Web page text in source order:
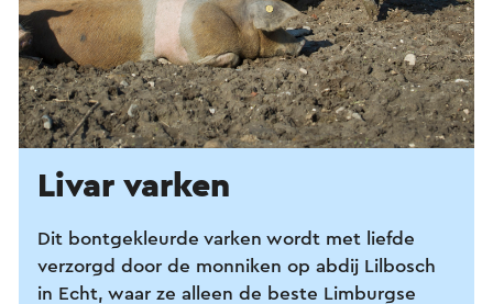
Livar varken
Dit bontgekleurde varken wordt met liefde
verzorgd door de monniken op abdij Lilbosch
in Echt, waar ze alleen de beste Limburgse